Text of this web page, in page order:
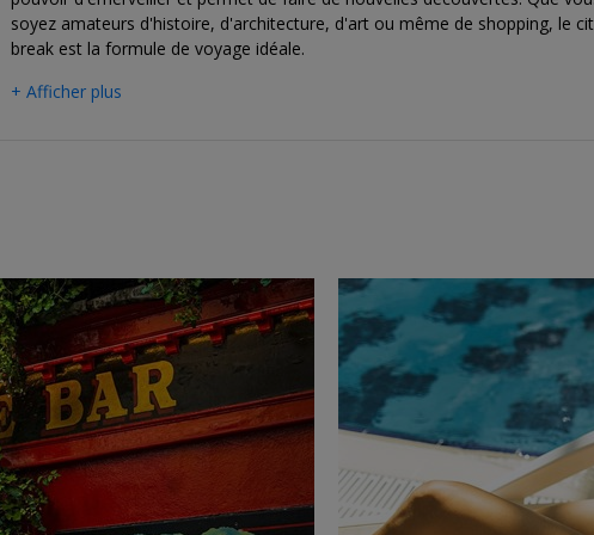
soyez amateurs d'histoire, d'architecture, d'art ou même de shopping, le
break est la formule de voyage idéale.
+ Afficher plus
→